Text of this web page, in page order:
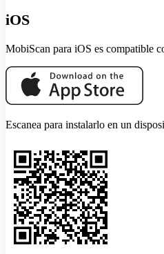
iOS
MobiScan para iOS es compatible
Escanea para instalarlo en un